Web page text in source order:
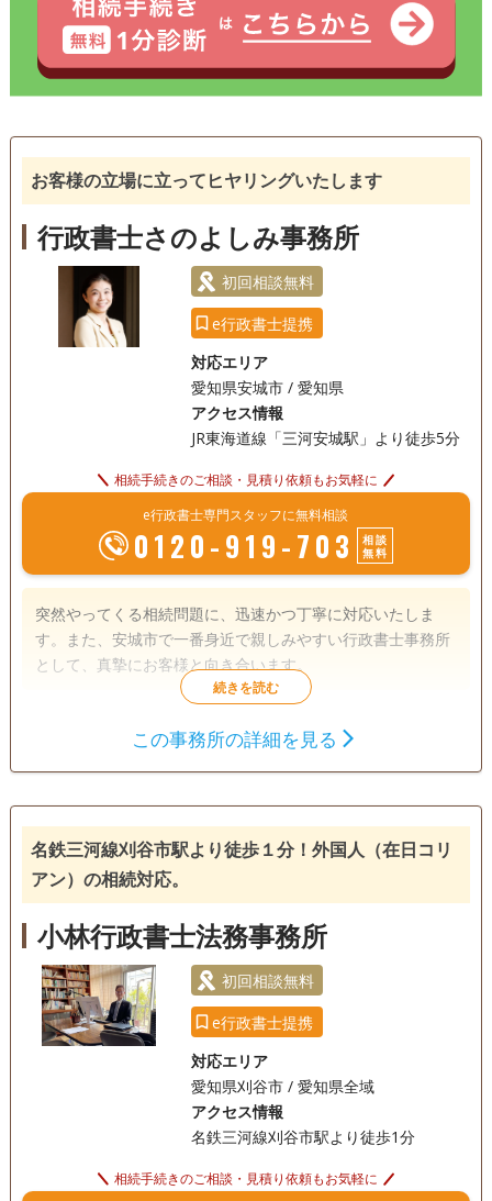
事務所面談可
お客様の立場に立ってヒヤリングいたします
行政書士さのよしみ事務所
初回相談無料
e行政書士提携
対応エリア
愛知県安城市 / 愛知県
アクセス情報
JR東海道線「三河安城駅」より徒歩5分
相続手続きのご相談・見積り依頼もお気軽に
e行政書士専門スタッフに無料相談
0120-919-703
相談
無料
突然やってくる相続問題に、迅速かつ丁寧に対応いたしま
す。また、安城市で一番身近で親しみやすい行政書士事務所
として、真摯にお客様と向き合います。
訪問可 女性スタッフ対応可 土日相談可
この事務所の詳細を見る
名鉄三河線刈谷市駅より徒歩１分！外国人（在日コリ
アン）の相続対応。
小林行政書士法務事務所
初回相談無料
e行政書士提携
対応エリア
愛知県刈谷市 / 愛知県全域
アクセス情報
名鉄三河線刈谷市駅より徒歩1分
相続手続きのご相談・見積り依頼もお気軽に